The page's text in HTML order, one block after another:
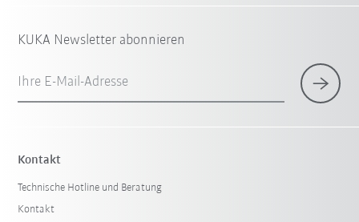
KUKA Newsletter abonnieren
Ihre E-Mail-Adresse
Kontakt
Technische Hotline und Beratung
Kontakt